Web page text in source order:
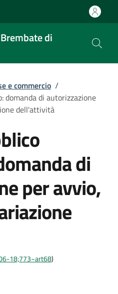
di
e commercio /
domanda di autorizzazione
dell'attività
di
per avvio,
18;773~art68)